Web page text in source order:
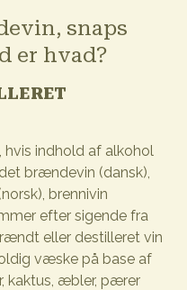
snaps
er hvad?
indhold af alkohol
brændevin (dansk),
brennivin
efter sigende fra
eller destilleret vin
væske på base af
kaktus, æbler, pærer